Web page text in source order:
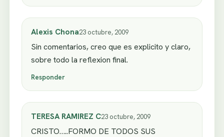
Alexis Chona23 octubre, 2009
Sin comentarios, creo que es explicito y claro,
sobre todo la reflexion final.
Responder
TERESA RAMIREZ C23 octubre, 2009
CRISTO…..FORMO DE TODOS SUS